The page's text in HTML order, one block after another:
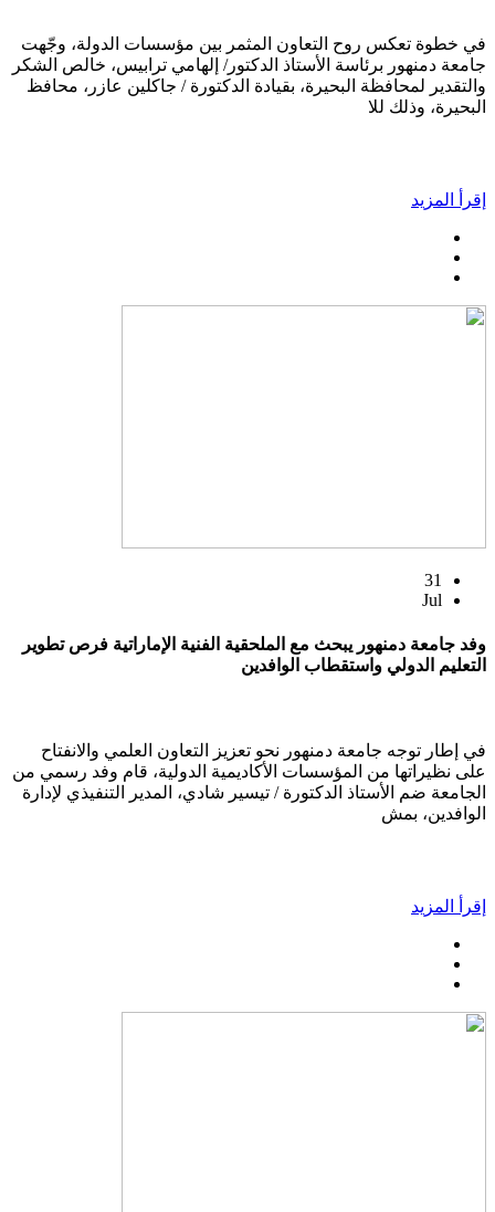
في خطوة تعكس روح التعاون المثمر بين مؤسسات الدولة، وجّهت
جامعة دمنهور برئاسة الأستاذ الدكتور/ إلهامي ترابيس، خالص الشكر
والتقدير لمحافظة البحيرة، بقيادة الدكتورة / جاكلين عازر، محافظ
البحيرة، وذلك للا
إقرأ المزيد
31
Jul
وفد جامعة دمنهور يبحث مع الملحقية الفنية الإماراتية فرص تطوير
التعليم الدولي واستقطاب الوافدين
في إطار توجه جامعة دمنهور نحو تعزيز التعاون العلمي والانفتاح
على نظيراتها من المؤسسات الأكاديمية الدولية، قام وفد رسمي من
الجامعة ضم الأستاذ الدكتورة / تيسير شادي، المدير التنفيذي لإدارة
الوافدين، بمش
إقرأ المزيد